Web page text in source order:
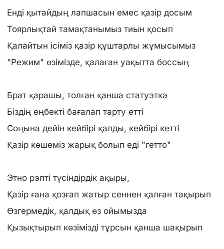
Енді қытайдың лапшасын емес қазір досым
Тоярлықтай тамақтанымыз тиын қосып
Қалайтын ісіміз қазір құштарлы жұмысымыз
"Режим" өзімізде, қалаған уақытта боссың
Брат қарашы, толған қанша статуэтка
Біздің еңбекті бағалап тарту етті
Соңына дейін кейбірі қалды, кейбірі кетті
Қазір көшеміз жарық болып еді "гетто"
Этно рэпті түсіндірдік ақыры,
Қазір ғана қозғап жатыр сеннен қалған тақырып
Өзгермедік, қалдық өз ойымызда
Қызықтырып көзімізді тұрсын қанша шақырып